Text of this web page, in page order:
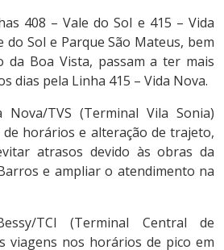
408 – Vale do Sol e 415 – Vida
do Sol e Parque São Mateus, bem
da Boa Vista, passam a ter mais
dias pela Linha 415 – Vida Nova.
TVS (Terminal Vila Sonia)
horários e alteração de trajeto,
atrasos devido às obras da
e ampliar o atendimento na
TCI (Terminal Central de
viagens nos horários de pico em